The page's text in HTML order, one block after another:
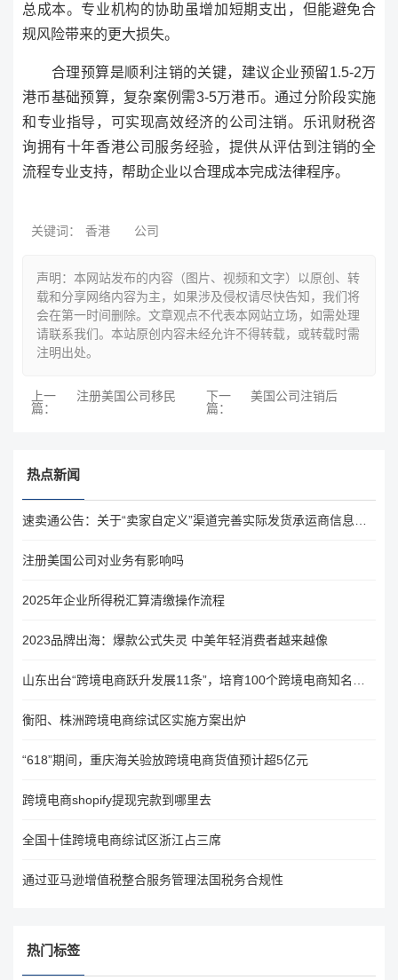
总成本。专业机构的协助虽增加短期支出，但能避免合
规风险带来的更大损失。
合理预算是顺利注销的关键，建议企业预留1.5-2万
港币基础预算，复杂案例需3-5万港币。通过分阶段实施
和专业指导，可实现高效经济的公司注销。乐讯财税咨
询拥有十年香港公司服务经验，提供从评估到注销的全
流程专业支持，帮助企业以合理成本完成法律程序。
关键词： 香港 公司
声明：本网站发布的内容（图片、视频和文字）以原创、转
载和分享网络内容为主，如果涉及侵权请尽快告知，我们将
会在第一时间删除。文章观点不代表本网站立场，如需处理
请联系我们。本站原创内容未经允许不得转载，或转载时需
注明出处。
上一
篇：
注册美国公司移民
下一
篇：
美国公司注销后
热点新闻
注册美国公司对业务有影响吗
2025年企业所得税汇算清缴操作流程
2023品牌出海：爆款公式失灵 中美年轻消费者越来越像
衡阳、株洲跨境电商综试区实施方案出炉
“618”期间，重庆海关验放跨境电商货值预计超5亿元
跨境电商shopify提现完款到哪里去
全国十佳跨境电商综试区浙江占三席
通过亚马逊增值税整合服务管理法国税务合规性
热门标签